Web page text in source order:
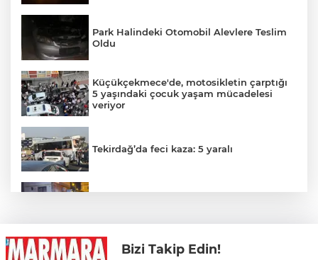
Park Halindeki Otomobil Alevlere Teslim
Oldu
Küçükçekmece'de, motosikletin çarptığı
5 yaşındaki çocuk yaşam mücadelesi
veriyor
Tekirdağ’da feci kaza: 5 yaralı
Bizi Takip Edin!